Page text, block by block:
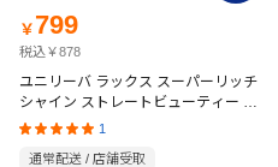
￥ 799
税込￥878
ユニリーバ ラックス スーパーリッチ
シャイン ストレートビューティー コ
ンディショナー 詰替 840g
1
通常配送 / 店舗受取